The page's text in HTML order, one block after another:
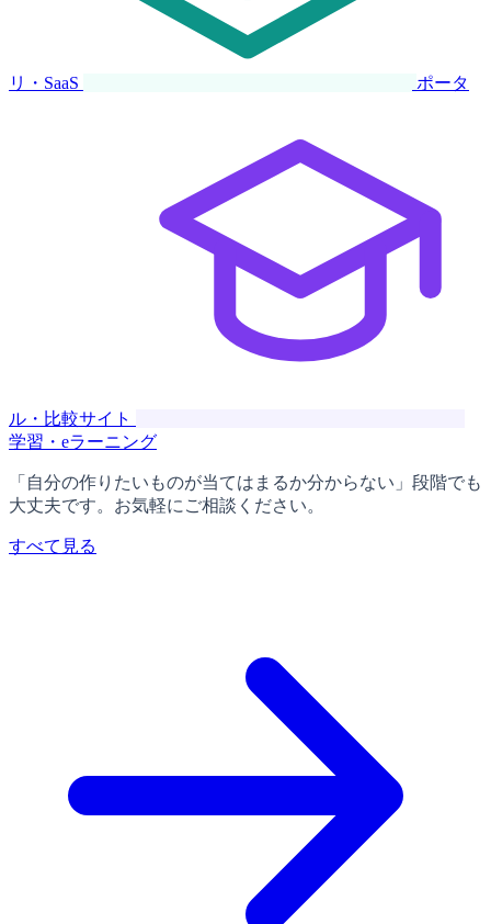
リ・SaaS ポータ
ル・比較サイト
学習・eラーニング
「自分の作りたいものが当てはまるか分からない」段階でも
大丈夫です。お気軽にご相談ください。
すべて見る